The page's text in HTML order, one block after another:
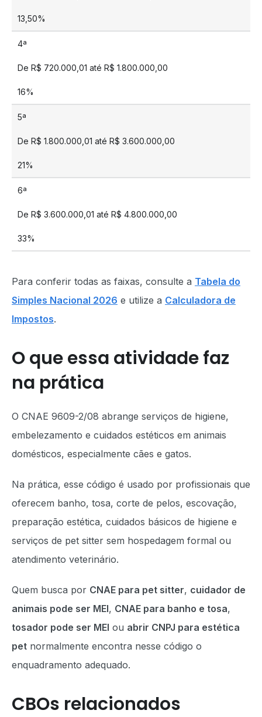
13,50%
4ª
De R$ 720.000,01 até R$ 1.800.000,00
16%
5ª
De R$ 1.800.000,01 até R$ 3.600.000,00
21%
6ª
De R$ 3.600.000,01 até R$ 4.800.000,00
33%
Para conferir todas as faixas, consulte a Tabela do
Simples Nacional 2026 e utilize a Calculadora de
Impostos.
O que essa atividade faz
na prática
O CNAE 9609-2/08 abrange serviços de higiene,
embelezamento e cuidados estéticos em animais
domésticos, especialmente cães e gatos.
Na prática, esse código é usado por profissionais que
oferecem banho, tosa, corte de pelos, escovação,
preparação estética, cuidados básicos de higiene e
serviços de pet sitter sem hospedagem formal ou
atendimento veterinário.
Quem busca por CNAE para pet sitter, cuidador de
animais pode ser MEI, CNAE para banho e tosa,
tosador pode ser MEI ou abrir CNPJ para estética
pet normalmente encontra nesse código o
enquadramento adequado.
CBOs relacionados